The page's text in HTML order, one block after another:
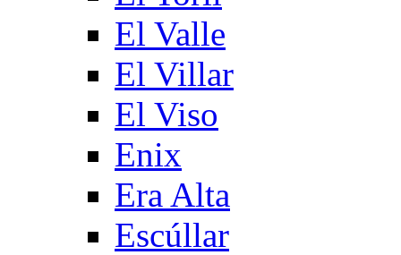
El Valle
El Villar
El Viso
Enix
Era Alta
Escúllar